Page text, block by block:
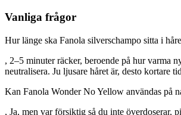
Vanliga frågor
Hur länge ska Fanola silverschampo sitta i
, 2–5 minuter räcker, beroende på hur varma
neutralisera. Ju ljusare håret är, desto kortare
Kan Fanola Wonder No Yellow användas på
, Ja, men var försiktig så du inte överdoserar,